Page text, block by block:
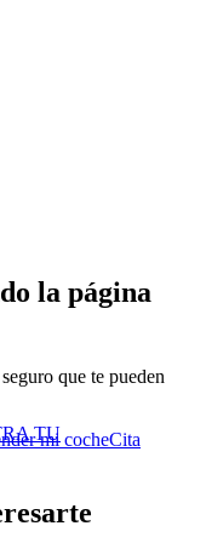
TU
la página
que te pueden
mi cocheCita